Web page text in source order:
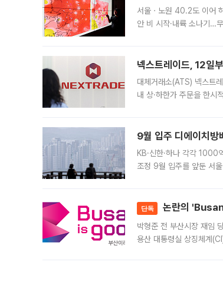
서울ㆍ노원 40.2도 이어
안 비 시작·내륙 소나기…
넥스트레이드, 12일
대체거래소(ATS) 넥스트
내 상·하한가 주문을 한시
9월 입주 디에이치
KB·신한·하나 각각 1000
조정 9월 입주를 앞둔 서
단독 논란의
박형준 전 부산시장 재임
용산 대통령실 상징체계